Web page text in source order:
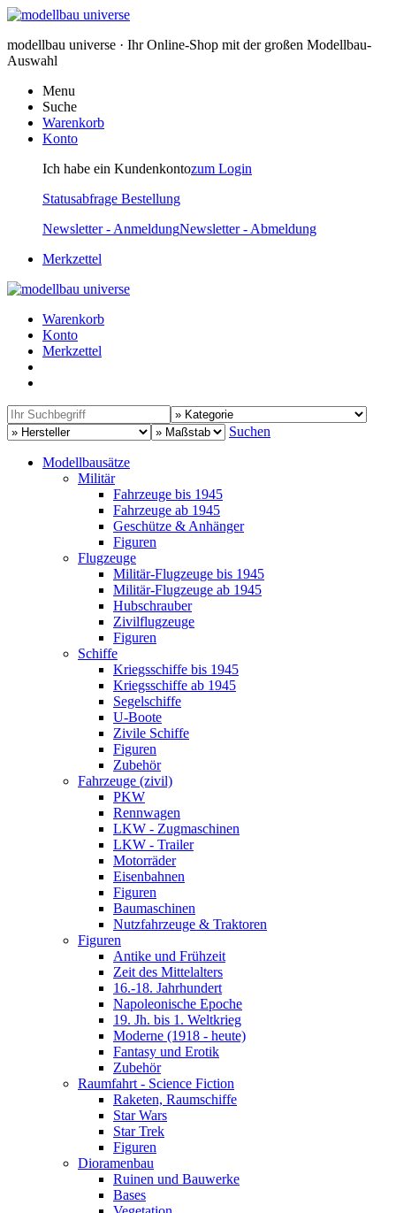
modellbau universe · Ihr Online-Shop mit der großen Modellbau-
Auswahl
Menu
Suche
Warenkorb
Konto
Ich habe ein Kundenkontozum Login
Statusabfrage Bestellung
Newsletter - AnmeldungNewsletter - Abmeldung
Merkzettel
Warenkorb
Konto
Merkzettel
Suchen
Modellbausätze
Militär
Fahrzeuge bis 1945
Fahrzeuge ab 1945
Geschütze & Anhänger
Figuren
Flugzeuge
Militär-Flugzeuge bis 1945
Militär-Flugzeuge ab 1945
Hubschrauber
Zivilflugzeuge
Figuren
Schiffe
Kriegsschiffe bis 1945
Kriegsschiffe ab 1945
Segelschiffe
U-Boote
Zivile Schiffe
Figuren
Zubehör
Fahrzeuge (zivil)
PKW
Rennwagen
LKW - Zugmaschinen
LKW - Trailer
Motorräder
Eisenbahnen
Figuren
Baumaschinen
Nutzfahrzeuge & Traktoren
Figuren
Antike und Frühzeit
Zeit des Mittelalters
16.-18. Jahrhundert
Napoleonische Epoche
19. Jh. bis 1. Weltkrieg
Moderne (1918 - heute)
Fantasy und Erotik
Zubehör
Raumfahrt - Science Fiction
Raketen, Raumschiffe
Star Wars
Star Trek
Figuren
Dioramenbau
Ruinen und Bauwerke
Bases